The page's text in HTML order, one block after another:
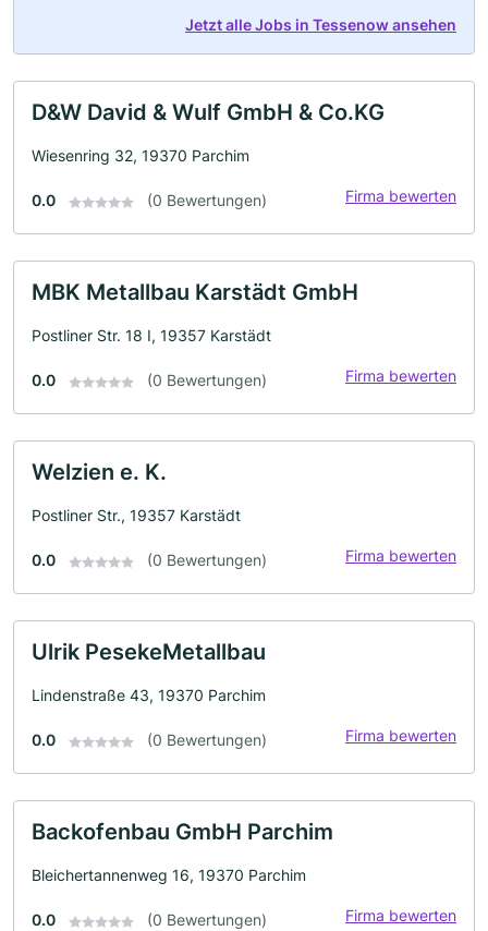
Jetzt alle Jobs in Tessenow ansehen
D&W David & Wulf GmbH & Co.KG
Wiesenring 32, 19370 Parchim
0.0 (0 Bewertungen) Firma bewerten
MBK Metallbau Karstädt GmbH
Postliner Str. 18 I, 19357 Karstädt
0.0 (0 Bewertungen) Firma bewerten
Welzien e. K.
Postliner Str., 19357 Karstädt
0.0 (0 Bewertungen) Firma bewerten
Ulrik PesekeMetallbau
Lindenstraße 43, 19370 Parchim
0.0 (0 Bewertungen) Firma bewerten
Backofenbau GmbH Parchim
Bleichertannenweg 16, 19370 Parchim
0.0 (0 Bewertungen) Firma bewerten